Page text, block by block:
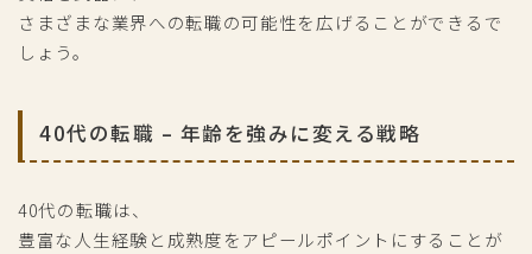
さまざまな業界への転職の可能性を広げることができるで
しょう。
40代の転職 – 年齢を強みに変える戦略
40代の転職は、
豊富な人生経験と成熟度をアピールポイントにすることが